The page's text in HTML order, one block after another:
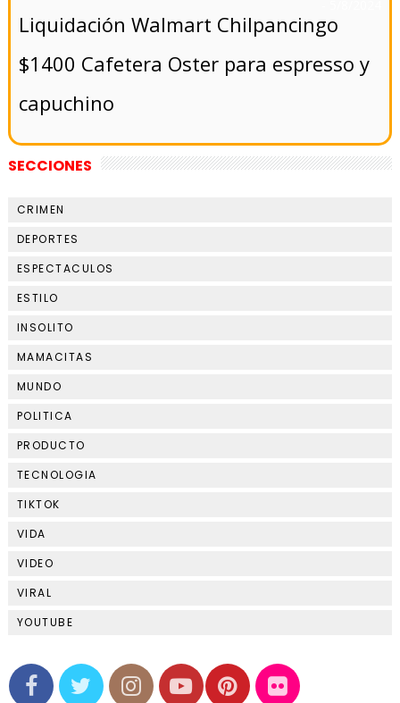
Liquidación Walmart Chilpancingo
$1400 Cafetera Oster para espresso y
capuchino
SECCIONES
CRIMEN
DEPORTES
ESPECTACULOS
ESTILO
INSOLITO
MAMACITAS
MUNDO
POLITICA
PRODUCTO
TECNOLOGIA
TIKTOK
VIDA
VIDEO
VIRAL
YOUTUBE